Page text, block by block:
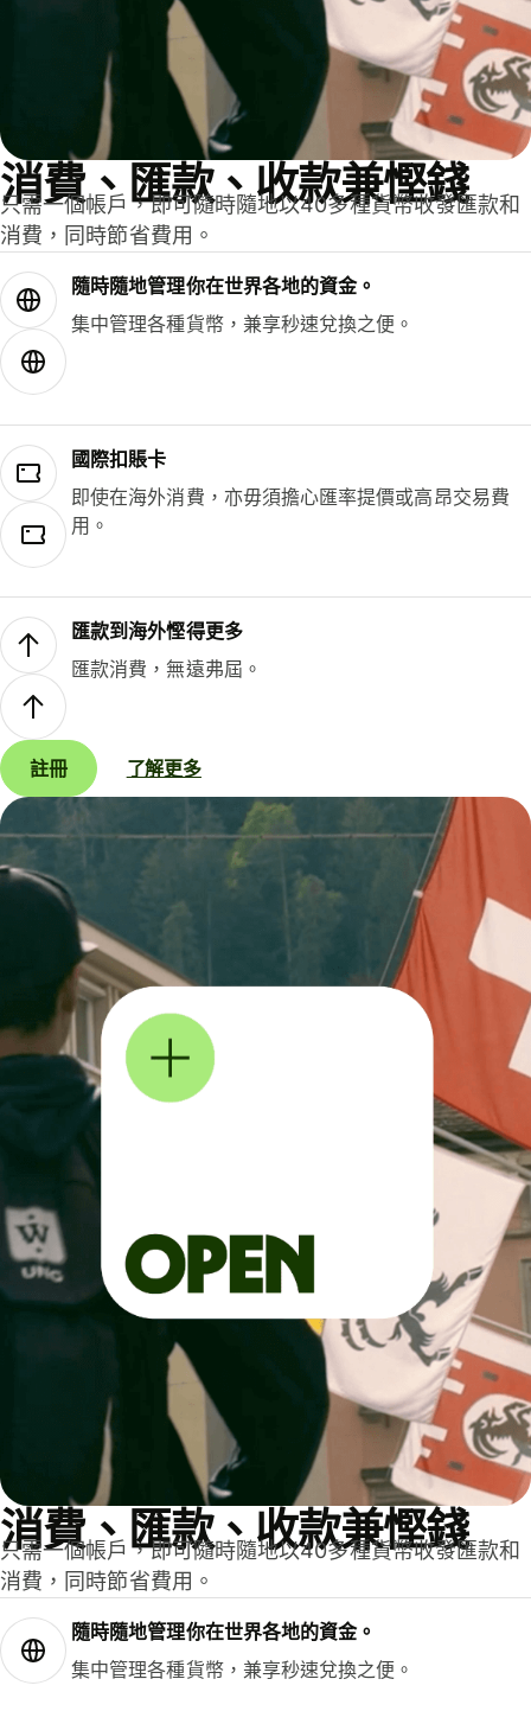
消費、匯款、收款兼慳錢
只需一個帳戶，即可隨時隨地以40多種貨幣收發匯款和
消費，同時節省費用。
隨時隨地管理你在世界各地的資金。
集中管理各種貨幣，兼享秒速兌換之便。
國際扣賬卡
即使在海外消費，亦毋須擔心匯率提價或高昂交易費
用。
匯款到海外慳得更多
匯款消費，無遠弗屆。
註冊 了解更多
消費、匯款、收款兼慳錢
只需一個帳戶，即可隨時隨地以40多種貨幣收發匯款和
消費，同時節省費用。
隨時隨地管理你在世界各地的資金。
集中管理各種貨幣，兼享秒速兌換之便。